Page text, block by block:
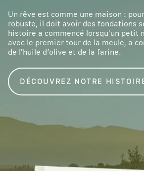
Un rêve est comme une maison :
robuste, il doit avoir des fondations
histoire a commencé lorsqu'un petit
avec le premier tour de la meule, a
de l'huile d’olive et de la farine.
DÉCOUVREZ NOTRE